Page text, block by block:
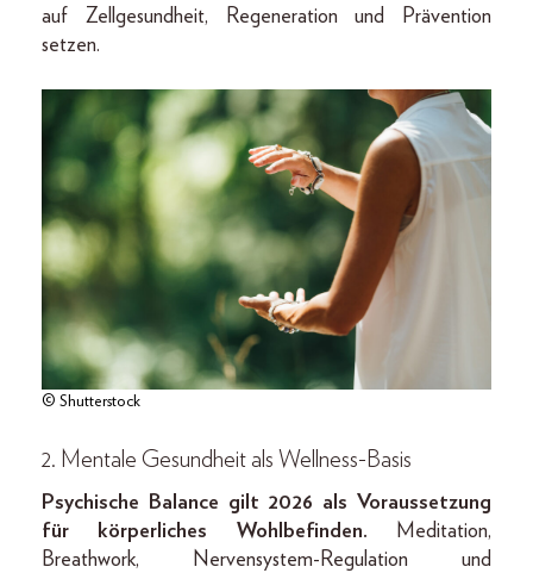
auf Zellgesundheit, Regeneration und Prävention
setzen.
© Shutterstock
2. Mentale Gesundheit als Wellness-Basis
Psychische Balance gilt 2026 als Voraussetzung
für körperliches Wohlbefinden.
Meditation,
Breathwork, Nervensystem-Regulation und